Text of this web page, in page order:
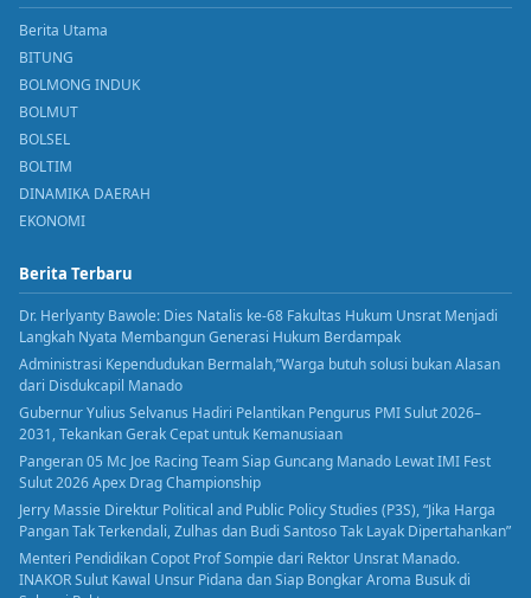
Berita Utama
BITUNG
BOLMONG INDUK
BOLMUT
BOLSEL
BOLTIM
DINAMIKA DAERAH
EKONOMI
Berita Terbaru
Dr. Herlyanty Bawole: Dies Natalis ke-68 Fakultas Hukum Unsrat Menjadi
Langkah Nyata Membangun Generasi Hukum Berdampak
Administrasi Kependudukan Bermalah,”Warga butuh solusi bukan Alasan
dari Disdukcapil Manado
Gubernur Yulius Selvanus Hadiri Pelantikan Pengurus PMI Sulut 2026–
2031, Tekankan Gerak Cepat untuk Kemanusiaan
Pangeran 05 Mc Joe Racing Team Siap Guncang Manado Lewat IMI Fest
Sulut 2026 Apex Drag Championship
Jerry Massie Direktur Political and Public Policy Studies (P3S), “Jika Harga
Pangan Tak Terkendali, Zulhas dan Budi Santoso Tak Layak Dipertahankan”
Menteri Pendidikan Copot Prof Sompie dari Rektor Unsrat Manado.
INAKOR Sulut Kawal Unsur Pidana dan Siap Bongkar Aroma Busuk di